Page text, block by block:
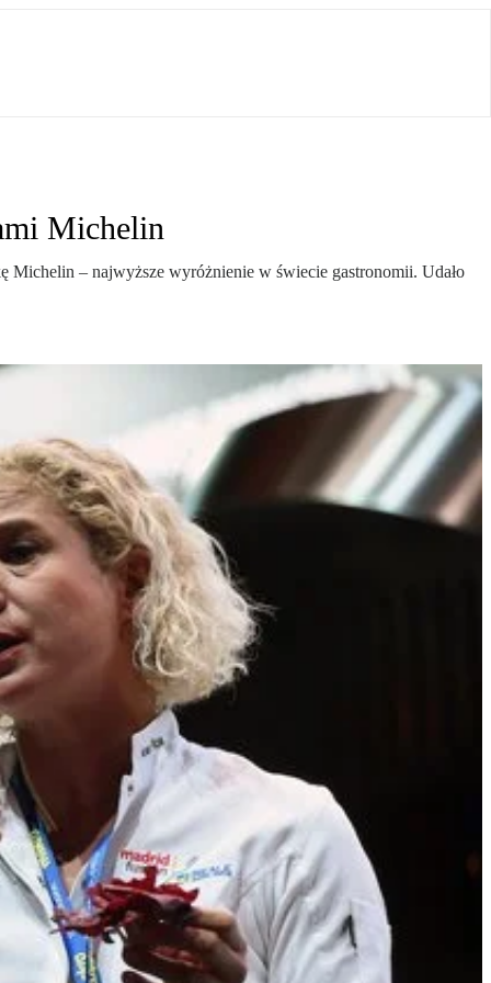
Michelin
Michelin – najwyższe wyróżnienie w świecie gastronomii. Udało